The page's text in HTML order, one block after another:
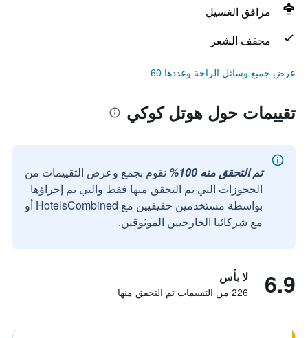
مرافق الغسيل
مجفف الشعر
عرض جميع وسائل الراحة وعددها 60
تقييمات حول هوتل كوكي
تم التحقق منه 100%
نقوم بجمع وعرض التقييمات من
الحجوزات التي تم التحقق منها فقط والتي تم إجراؤها
بواسطة مستخدمين حقيقيين مع HotelsCombined أو
مع شركائنا الخارجيين الموثوقين.
6.9 لا بأس
226 من التقييمات تم التحقق منها